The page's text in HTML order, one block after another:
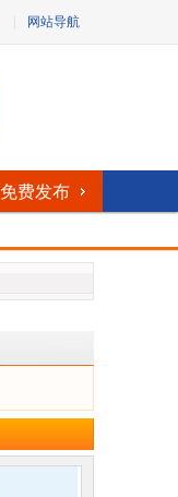
网站导航
免费发布